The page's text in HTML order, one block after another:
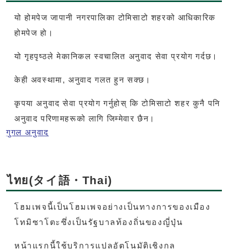
यो होमपेज जापानी नगरपालिका टोमिसाटो शहरको आधिकारिक
होमपेज हो।
यो गृहपृष्ठले मेकानिकल स्वचालित अनुवाद सेवा प्रयोग गर्दछ।
केही अवस्थामा, अनुवाद गलत हुन सक्छ।
कृपया अनुवाद सेवा प्रयोग गर्नुहोस् कि टोमिसाटो शहर कुनै पनि
अनुवाद परिणामहरूको लागि जिम्मेवार छैन।
गुगल अनुवाद
ไทย(タイ語・Thai)
โฮมเพจนี้เป็นโฮมเพจอย่างเป็นทางการของเมือง
โทมิซาโตะซึ่งเป็นรัฐบาลท้องถิ่นของญี่ปุ่น
หน้าแรกนี้ใช้บริการแปลอัตโนมัติเชิงกล